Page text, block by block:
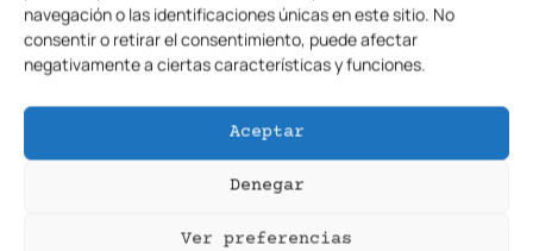
navegación o las identificaciones únicas en este sitio. No
consentir o retirar el consentimiento, puede afectar
negativamente a ciertas características y funciones.
Aceptar
Denegar
Ver preferencias